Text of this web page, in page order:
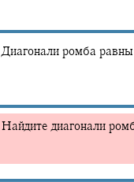
Диагонали ромба
Найдите диагонали